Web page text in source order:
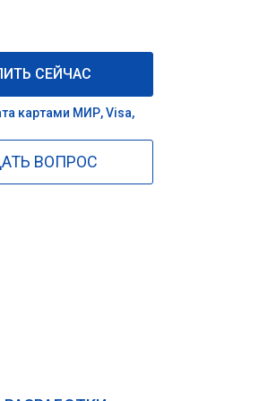
СЕЙЧАС
картами МИР, Visa,
ВОПРОС